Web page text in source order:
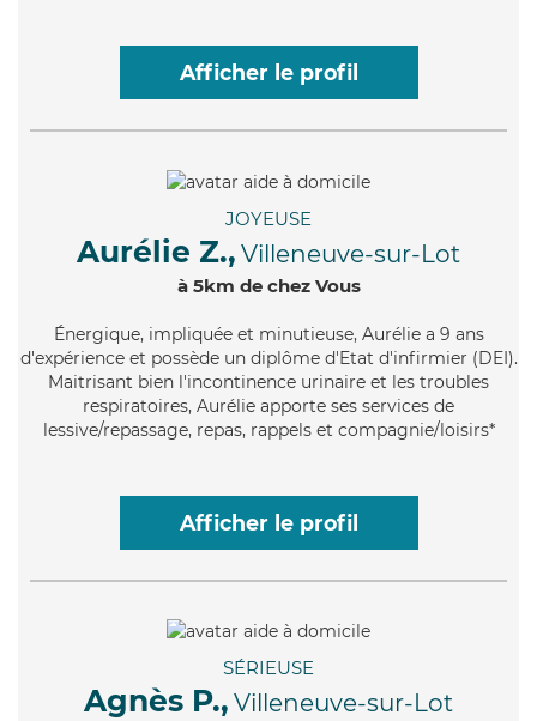
Afficher le profil
JOYEUSE
Aurélie Z., Villeneuve-sur-Lot
à 5km de chez Vous
Énergique, impliquée et minutieuse, Aurélie a 9 ans
d'expérience et possède un diplôme d'Etat d'infirmier (DEI).
Maitrisant bien l'incontinence urinaire et les troubles
respiratoires, Aurélie apporte ses services de
lessive/repassage, repas, rappels et compagnie/loisirs*
Afficher le profil
SÉRIEUSE
Agnès P., Villeneuve-sur-Lot